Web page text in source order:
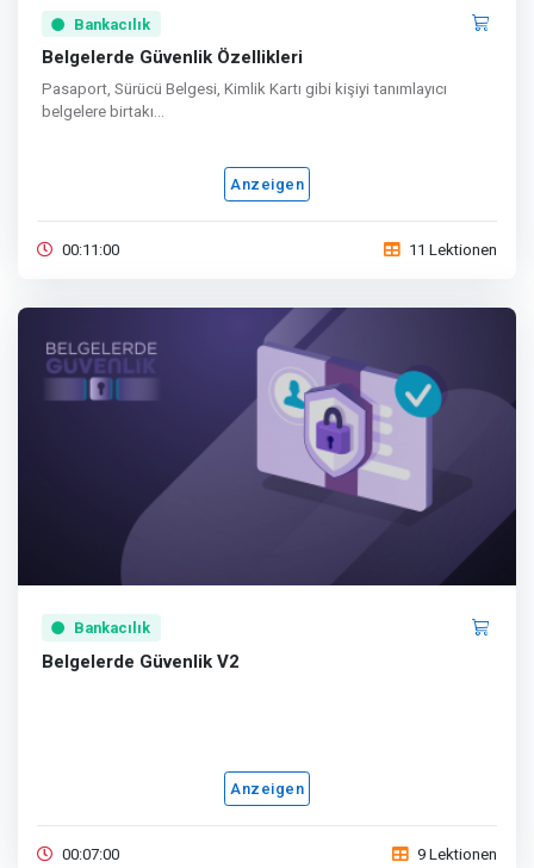
Bankacılık
Belgelerde Güvenlik Özellikleri
Pasaport, Sürücü Belgesi, Kimlik Kartı gibi kişiyi tanımlayıcı
belgelere birtakı...
Anzeigen
00:11:00 11 Lektionen
Bankacılık
Belgelerde Güvenlik V2
Anzeigen
00:07:00 9 Lektionen